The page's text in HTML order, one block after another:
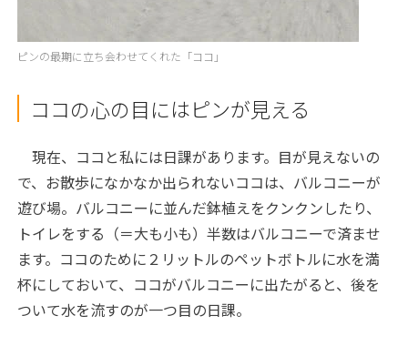
ピンの最期に立ち会わせてくれた「ココ」
ココの心の目にはピンが見える
現在、ココと私には日課があります。目が見えないの
で、お散歩になかなか出られないココは、バルコニーが
遊び場。バルコニーに並んだ鉢植えをクンクンしたり、
トイレをする（＝大も小も）半数はバルコニーで済ませ
ます。ココのために２リットルのペットボトルに水を満
杯にしておいて、ココがバルコニーに出たがると、後を
ついて水を流すのが一つ目の日課。